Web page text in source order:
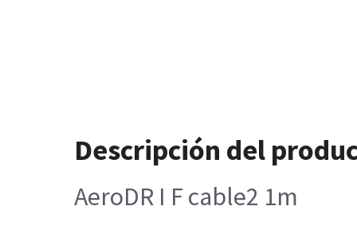
Descripción del
AeroDR I F cable2 1m